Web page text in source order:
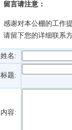
留言请注意：
感谢对本公棚的工作
请留下您的详细联系
姓名:
标题:
内容: